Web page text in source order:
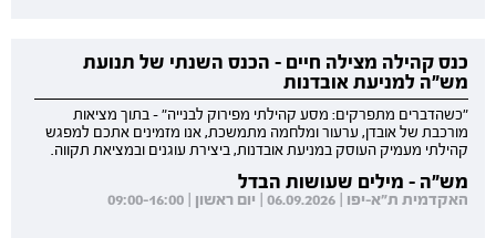
כנס קהילה מצילה חיים - הכנס השנתי של תנועת
מש"ה למניעת אובדנות
"כשהדברים מתפרקים: מסע קהילתי מפירוק לבנייה" - בתוך מציאות
מורכבת של אובדן, ערעור ומלחמה מתמשכת, אנו מזמינים אתכם למפגש
קהילתי מעמיק העוסק במניעת אובדנות, ביצירת עוגנים ובמציאת תקווה.
מש"ה - מילים שעושות הבדל
האקדמית ת"א-יפו | 06.09.2026 | יום ראשון | 09:00-16:00